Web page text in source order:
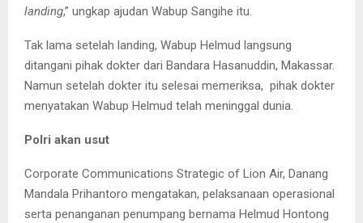
landing,” ungkap ajudan Wabup Sangihe itu.
Tak lama setelah landing, Wabup Helmud langsung
ditangani pihak dokter dari Bandara Hasanuddin, Makassar.
Namun setelah dokter itu selesai memeriksa, pihak dokter
menyatakan Wabup Helmud telah meninggal dunia.
Polri akan usut
Corporate Communications Strategic of Lion Air, Danang
Mandala Prihantoro mengatakan, pelaksanaan operasional
serta penanganan penumpang bernama Helmud Hontong